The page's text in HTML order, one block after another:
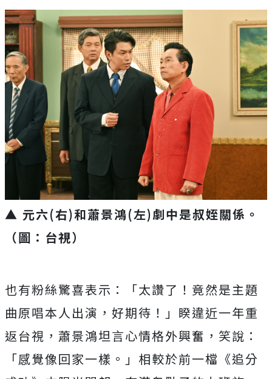
▲ 元六(右)和蕭景鴻(左)劇中是叔姪關係。
（圖：台視）
也有粉絲驚喜表示：「太讚了！ 竟然是主題
曲原唱本人出演，好期待！」睽違近一年重
返台視， 蕭景鴻坦言心情格外興奮，笑說：
「感覺像回家一樣。」 相較於前一檔《追分